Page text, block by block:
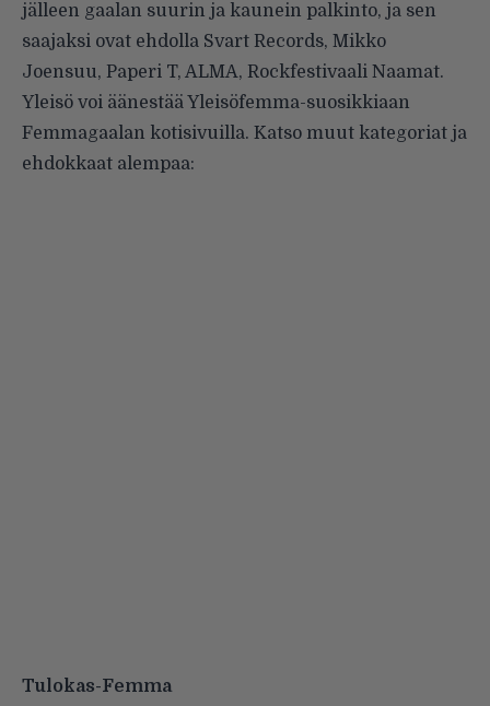
jälleen gaalan suurin ja kaunein palkinto, ja sen
saajaksi ovat ehdolla Svart Records, Mikko
Joensuu, Paperi T, ALMA, Rockfestivaali Naamat.
Yleisö voi äänestää Yleisöfemma-suosikkiaan
Femmagaalan kotisivuilla. Katso muut kategoriat ja
ehdokkaat alempaa:
Tulokas-Femma